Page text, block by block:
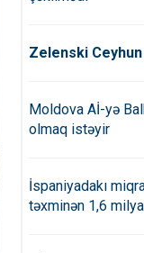
Zelenski
Moldova Aİ-yə
olmaq istəyir
İspaniyadakı
təxminən 1,6